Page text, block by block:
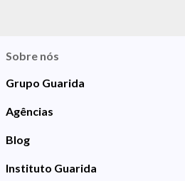
Sobre nós
Grupo Guarida
Agências
Blog
Instituto Guarida